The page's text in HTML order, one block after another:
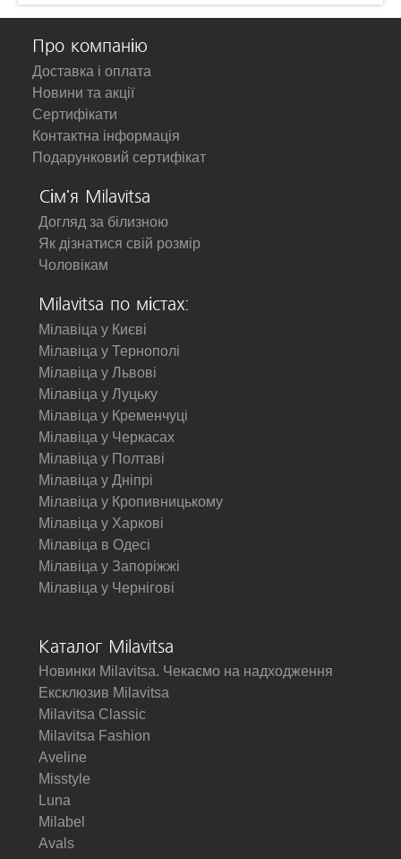
Про компанію
Доставка і оплата
Новини та акції
Сертифікати
Контактна інформація
Подарунковий сертифікат
Сім'я Milavitsa
Догляд за білизною
Як дізнатися свій розмір
Чоловікам
Milavitsa по містах:
Мілавіца у Києві
Мілавіца у Тернополі
Мілавіца у Львові
Мілавіца у Луцьку
Мілавіца у Кременчуці
Мілавіца у Черкасах
Мілавіца у Полтаві
Мілавіца у Дніпрі
Мілавіца у Кропивницькому
Мілавіца у Харкові
Мілавіца в Одесі
Мілавіца у Запоріжжі
Мілавіца у Чернігові
Каталог Milavitsa
Новинки Milavitsa. Чекаємо на надходження
Ексклюзив Milavitsa
Milavitsa Classic
Milavitsa Fashion
Aveline
Misstyle
Luna
Milabel
Avals